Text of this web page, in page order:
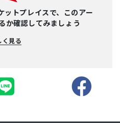
ットプレイスで、このアー
か確認してみましょう
く見る